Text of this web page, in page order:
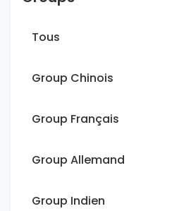
Tous
Group Chinois
Group Français
Group Allemand
Group Indien